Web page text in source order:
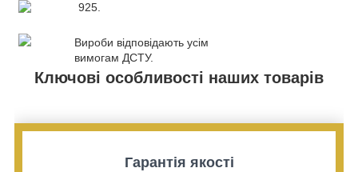
925.
Вироби відповідають усім
вимогам ДСТУ.
Ключові особливості наших товарів
Гарантія якості